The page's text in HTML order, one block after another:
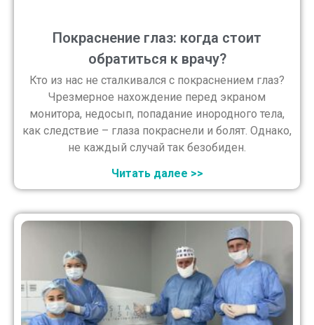
Покраснение глаз: когда стоит
обратиться к врачу?
Кто из нас не сталкивался с покраснением глаз?
Чрезмерное нахождение перед экраном
монитора, недосып, попадание инородного тела,
как следствие – глаза покраснели и болят. Однако,
не каждый случай так безобиден.
Читать далее >>